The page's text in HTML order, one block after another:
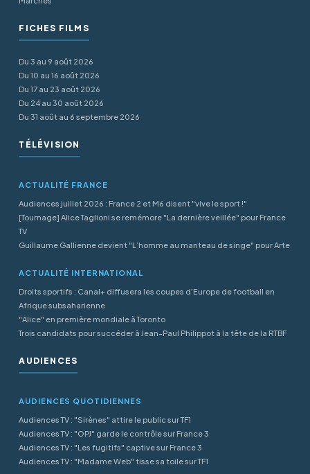
FICHES FILMS
Du 3 au 9 août 2026
Du 10 au 16 août 2026
Du 17 au 23 août 2026
Du 24 au 30 août 2026
Du 31 août au 6 septembre 2026
TÉLÉVISION
ACTUALITÉ FRANCE
Audiences juillet 2026 : France 2 et M6 disent "vive le sport !"
[Tournage] Alice Taglioni se remémore "La dernière veillée" pour France
TV
Guillaume Gallienne devient "L’homme au manteau de singe" pour Arte
ACTUALITÉ INTERNATIONAL
Droits sportifs : Canal+ diffusera les coupes d’Europe de football en
Afrique subsaharienne
"Alice" en première mondiale à Toronto
Trois candidats pour succéder à Jean-Paul Philippot à la tête de la RTBF
AUDIENCES
AUDIENCES QUOTIDIENNES
Audiences TV : "Sirènes" attire le public sur TF1
Audiences TV : "OPJ" garde le contrôle sur France 3
Audiences TV : "Les fugitifs" captive sur France 3
Audiences TV : "Madame Web" tisse sa toile sur TF1